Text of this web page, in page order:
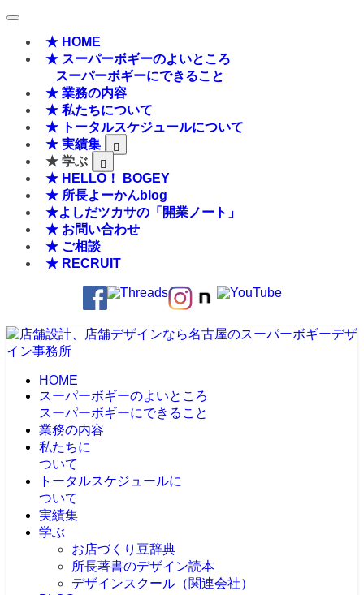
★ HOME
★ スーパーボギーのよいところ
スーパーボギーにできること
★ 業務の内容
★ 私たちについて
★ トータルスケジュールについて
★ 実績集
★ 学ぶ
★ HELLO！ BOGEY
★ 所長よーかんblog
★よしだツカサの「開業ノート」
★ お問い合わせ
★ ご相談
★ RECRUIT
HOME
スーパーボギーのよいところ
スーパーボギーにできること
業務の内容
私たちに
ついて
トータルスケジュールに
ついて
実績集
学ぶ
お店づくり豆辞典
所長著書のデザイン読本
デザインスクール（関連会社）